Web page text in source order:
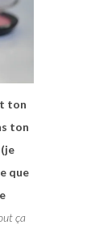
ton
ton
que
ça